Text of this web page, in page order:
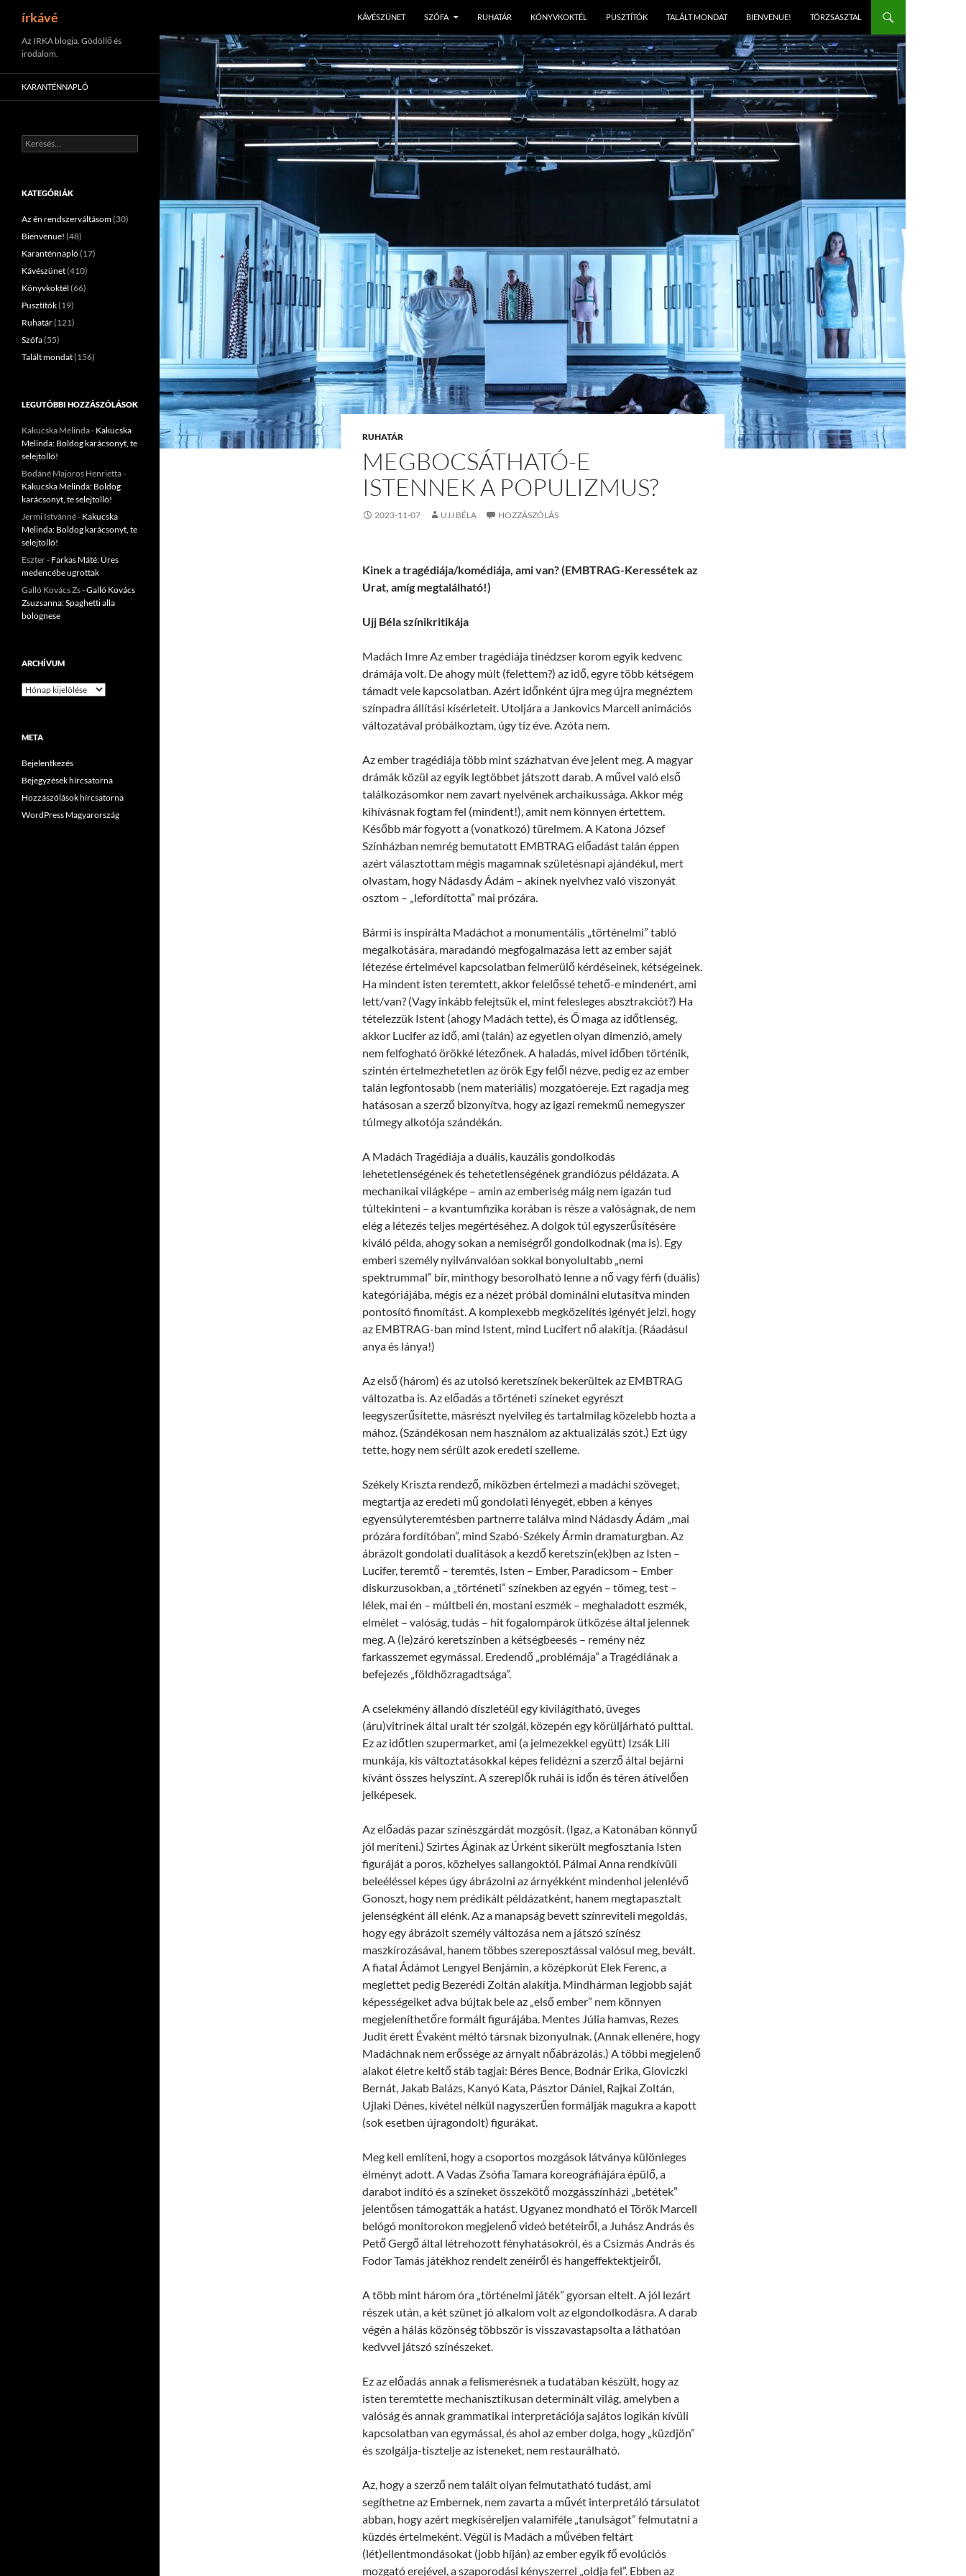
Tartalomhoz
írkávé KÁVÉSZÜNET SZÓFA RUHATÁR KÖNYVKOKTÉL PUSZTÍTÓK TALÁLT MONDAT BIENVENUE! TÖRZSASZTAL
RUHATÁR
MEGBOCSÁTHATÓ-E
ISTENNEK A POPULIZMUS?
2023-11-07 UJJ BÉLA HOZZÁSZÓLÁS
Kinek a tragédiája/komédiája, ami van? (EMBTRAG-Keressétek az
Urat, amíg megtalálható!)
Ujj Béla színikritikája
Madách Imre Az ember tragédiája tinédzser korom egyik kedvenc
drámája volt. De ahogy múlt (felettem?) az idő, egyre több kétségem
támadt vele kapcsolatban. Azért időnként újra meg újra megnéztem
színpadra állítási kísérleteit. Utoljára a Jankovics Marcell animációs
változatával próbálkoztam, úgy tíz éve. Azóta nem.
Az ember tragédiája több mint százhatvan éve jelent meg. A magyar
drámák közül az egyik legtöbbet játszott darab. A művel való első
találkozásomkor nem zavart nyelvének archaikussága. Akkor még
kihívásnak fogtam fel (mindent!), amit nem könnyen értettem.
Később már fogyott a (vonatkozó) türelmem. A Katona József
Színházban nemrég bemutatott EMBTRAG előadást talán éppen
azért választottam mégis magamnak születésnapi ajándékul, mert
olvastam, hogy Nádasdy Ádám – akinek nyelvhez való viszonyát
osztom – „lefordította” mai prózára.
Bármi is inspirálta Madáchot a monumentális „történelmi” tabló
megalkotására, maradandó megfogalmazása lett az ember saját
létezése értelmével kapcsolatban felmerülő kérdéseinek, kétségeinek.
Ha mindent isten teremtett, akkor felelőssé tehető-e mindenért, ami
lett/van? (Vagy inkább felejtsük el, mint felesleges absztrakciót?) Ha
tételezzük Istent (ahogy Madách tette), és Ő maga az időtlenség,
akkor Lucifer az idő, ami (talán) az egyetlen olyan dimenzió, amely
nem felfogható örökké létezőnek. A haladás, mivel időben történik,
szintén értelmezhetetlen az örök Egy felől nézve, pedig ez az ember
talán legfontosabb (nem materiális) mozgatóereje. Ezt ragadja meg
hatásosan a szerző bizonyítva, hogy az igazi remekmű nemegyszer
túlmegy alkotója szándékán.
A Madách Tragédiája a duális, kauzális gondolkodás
lehetetlenségének és tehetetlenségének grandiózus példázata. A
mechanikai világképe – amin az emberiség máig nem igazán tud
túltekinteni – a kvantumfizika korában is része a valóságnak, de nem
elég a létezés teljes megértéséhez. A dolgok túl egyszerűsítésére
kiváló példa, ahogy sokan a nemiségről gondolkodnak (ma is). Egy
emberi személy nyilvánvalóan sokkal bonyolultabb „nemi
spektrummal” bír, minthogy besorolható lenne a nő vagy férfi (duális)
kategóriájába, mégis ez a nézet próbál dominálni elutasítva minden
pontosító finomítást. A komplexebb megközelítés igényét jelzi, hogy
az EMBTRAG-ban mind Istent, mind Lucifert nő alakítja. (Ráadásul
anya és lánya!)
Az első (három) és az utolsó keretszínek bekerültek az EMBTRAG
változatba is. Az előadás a történeti színeket egyrészt
leegyszerűsítette, másrészt nyelvileg és tartalmilag közelebb hozta a
mához. (Szándékosan nem használom az aktualizálás szót.) Ezt úgy
tette, hogy nem sérült azok eredeti szelleme.
Székely Kriszta rendező, miközben értelmezi a madáchi szöveget,
megtartja az eredeti mű gondolati lényegét, ebben a kényes
egyensúlyteremtésben partnerre találva mind Nádasdy Ádám „mai
prózára fordítóban”, mind Szabó-Székely Ármin dramaturgban. Az
ábrázolt gondolati dualitások a kezdő keretszín(ek)ben az Isten –
Lucifer, teremtő – teremtés, Isten – Ember, Paradicsom – Ember
diskurzusokban, a „történeti” színekben az egyén – tömeg, test –
lélek, mai én – múltbeli én, mostani eszmék – meghaladott eszmék,
elmélet – valóság, tudás – hit fogalompárok ütközése által jelennek
meg. A (le)záró keretszínben a kétségbeesés – remény néz
farkasszemet egymással. Eredendő „problémája” a Tragédiának a
befejezés „földhözragadtsága”.
A cselekmény állandó díszletéül egy kivilágítható, üveges
(áru)vitrinek által uralt tér szolgál, közepén egy körüljárható pulttal.
Ez az időtlen szupermarket, ami (a jelmezekkel együtt) Izsák Lili
munkája, kis változtatásokkal képes felidézni a szerző által bejárni
kívánt összes helyszínt. A szereplők ruhái is időn és téren átívelően
jelképesek.
Az előadás pazar színészgárdát mozgósít. (Igaz, a Katonában könnyű
jól meríteni.) Szirtes Áginak az Úrként sikerült megfosztania Isten
figuráját a poros, közhelyes sallangoktól. Pálmai Anna rendkívüli
beleéléssel képes úgy ábrázolni az árnyékként mindenhol jelenlévő
Gonoszt, hogy nem prédikált példázatként, hanem megtapasztalt
jelenségként áll elénk. Az a manapság bevett színreviteli megoldás,
hogy egy ábrázolt személy változása nem a játszó színész
maszkírozásával, hanem többes szereposztással valósul meg, bevált.
A fiatal Ádámot Lengyel Benjámin, a középkorút Elek Ferenc, a
meglettet pedig Bezerédi Zoltán alakítja. Mindhárman legjobb saját
képességeiket adva bújtak bele az „első ember” nem könnyen
megjeleníthetőre formált figurájába. Mentes Júlia hamvas, Rezes
Judit érett Évaként méltó társnak bizonyulnak. (Annak ellenére, hogy
Madáchnak nem erőssége az árnyalt nőábrázolás.) A többi megjelenő
alakot életre keltő stáb tagjai: Béres Bence, Bodnár Erika, Gloviczki
Bernát, Jakab Balázs, Kanyó Kata, Pásztor Dániel, Rajkai Zoltán,
Ujlaki Dénes, kivétel nélkül nagyszerűen formálják magukra a kapott
(sok esetben újragondolt) figurákat.
Meg kell említeni, hogy a csoportos mozgások látványa különleges
élményt adott. A Vadas Zsófia Tamara koreográfiájára épülő, a
darabot indító és a színeket összekötő mozgásszínházi „betétek”
jelentősen támogatták a hatást. Ugyanez mondható el Török Marcell
belógó monitorokon megjelenő videó betéteiről, a Juhász András és
Pető Gergő által létrehozott fényhatásokról, és a Csizmás András és
Fodor Tamás játékhoz rendelt zenéiről és hangeffektektjeiről.
A több mint három óra „történelmi játék” gyorsan eltelt. A jól lezárt
részek után, a két szünet jó alkalom volt az elgondolkodásra. A darab
végén a hálás közönség többször is visszavastapsolta a láthatóan
kedvvel játszó színészeket.
Ez az előadás annak a felismerésnek a tudatában készült, hogy az
isten teremtette mechanisztikusan determinált világ, amelyben a
valóság és annak grammatikai interpretációja sajátos logikán kívüli
kapcsolatban van egymással, és ahol az ember dolga, hogy „küzdjön”
és szolgálja-tisztelje az isteneket, nem restaurálható.
Az, hogy a szerző nem talált olyan felmutatható tudást, ami
segíthetne az Embernek, nem zavarta a művét interpretáló társulatot
abban, hogy azért megkíséreljen valamiféle „tanulságot” felmutatni a
küzdés értelmeként. Végül is Madách a művében feltárt
(lét)ellentmondásokat (jobb híján) az ember egyik fő evolúciós
mozgató erejével, a szaporodási kényszerrel „oldja fel”. Ebben az
Az IRKA blogja. Gödöllő és
irodalom.
KARANTÉNNAPLÓ
Keresés:
KATEGÓRIÁK
Az én rendszerváltásom(30)
Bienvenue! (48)
Karanténnapló(17)
Kávészünet(410)
Könyvkoktél (66)
Pusztítók(19)
Ruhatár(121)
Szófa(55)
Talált mondat(156)
LEGUTÓBBI HOZZÁSZÓLÁSOK
Kakucska Melinda- Kakucska
Melinda: Boldog karácsonyt, te
selejtolló!
Bodáné Majoros Henrietta-
Kakucska Melinda: Boldog
karácsonyt, te selejtolló!
Jermi Istvànné- Kakucska
Melinda: Boldog karácsonyt, te
selejtolló!
Eszter- Farkas Máté: Üres
medencébe ugrottak
Galló Kovács Zs-Galló Kovács
Zsuzsanna: Spaghetti alla
bolognese
ARCHÍVUM
Archívum
META
Bejelentkezés
Bejegyzések hírcsatorna
Hozzászólások hírcsatorna
WordPress Magyarország